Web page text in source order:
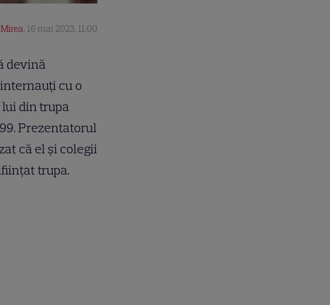
, 16 mai 2023, 11:00
devină
cu o
din trupa
Prezentatorul
că el și colegii
trupa.